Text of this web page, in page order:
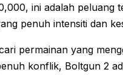
ini adalah peluang
penuh intensiti dan
permainan yang
konflik, Boltgun 2